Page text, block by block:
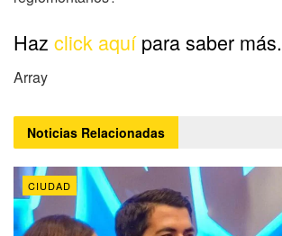
Haz click aquípara saber más.
Array
Noticias Relacionadas
CIUDAD